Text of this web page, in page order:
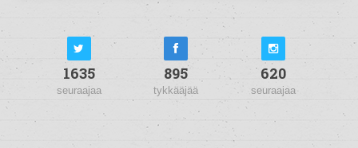
1635
seuraajaa
895
tykkääjää
620
seuraajaa